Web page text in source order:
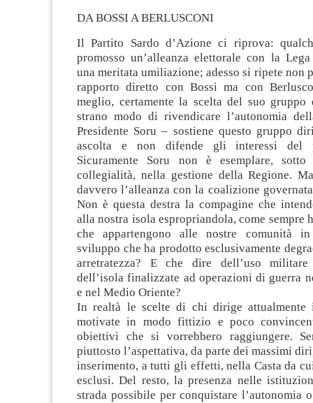
DA BOSSI A BERLUSCONI
Il Partito Sardo d’Azione ci riprova:
promosso un’alleanza elettorale con la
una meritata umiliazione; adesso si ripete non
rapporto diretto con Bossi ma con
meglio, certamente la scelta del suo gruppo
strano modo di rivendicare l’autonomia
Presidente Soru – sostiene questo gruppo
ascolta e non difende gli interessi del
Sicuramente Soru non è esemplare, sotto
collegialità, nella gestione della Regione.
davvero l’alleanza con la coalizione
Non è questa destra la compagine che
alla nostra isola espropriandola, come sempre
che appartengono alle nostre comunità
sviluppo che ha prodotto esclusivamente
arretratezza? E che dire dell’uso
dell’isola finalizzate ad operazioni di guerra
e nel Medio Oriente?
In realtà le scelte di chi dirige attualmente
motivate in modo fittizio e poco
obiettivi che si vorrebbero raggiungere.
piuttosto l’aspettativa, da parte dei massimi
inserimento, a tutti gli effetti, nella Casta da
esclusi. Del resto, la presenza nelle
strada possibile per conquistare l’autonomia